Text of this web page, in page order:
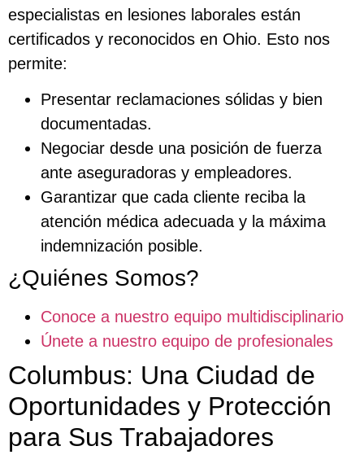
especialistas en lesiones laborales están
certificados y reconocidos en Ohio. Esto nos
permite:
Presentar reclamaciones sólidas y bien
documentadas.
Negociar desde una posición de fuerza
ante aseguradoras y empleadores.
Garantizar que cada cliente reciba la
atención médica adecuada y la máxima
indemnización posible.
¿Quiénes Somos?
Conoce a nuestro equipo multidisciplinario
Únete a nuestro equipo de profesionales
Columbus: Una Ciudad de
Oportunidades y Protección
para Sus Trabajadores